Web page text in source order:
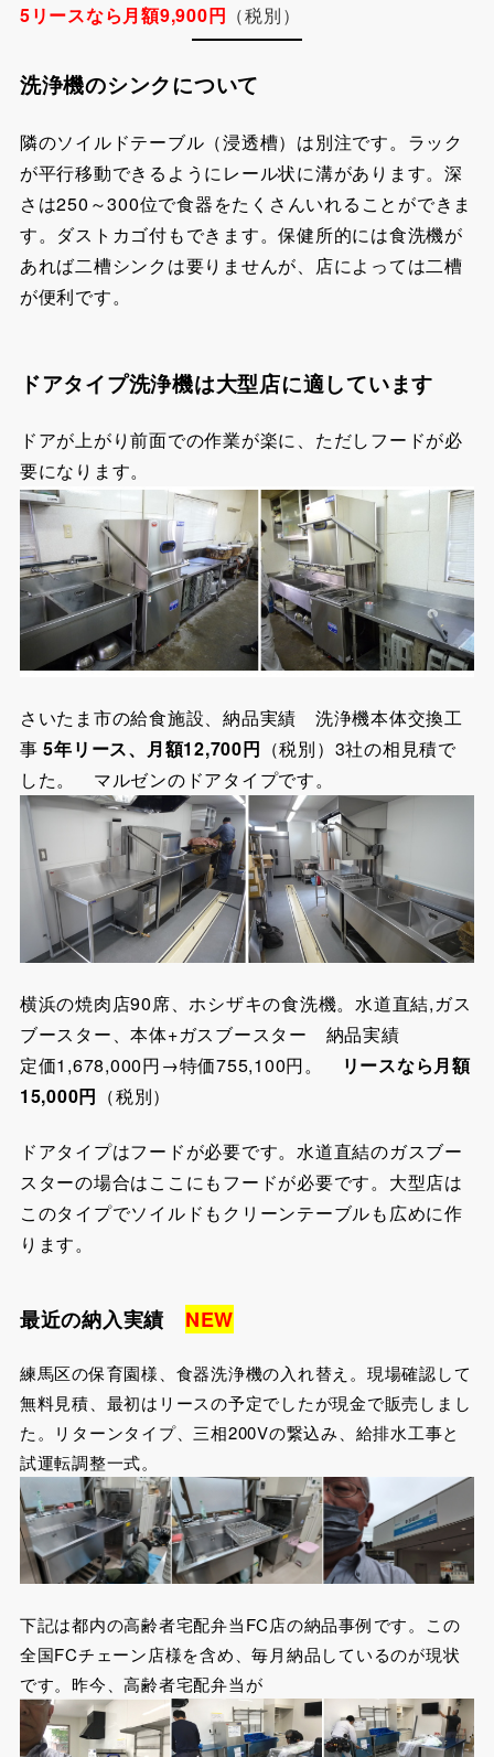
5リースなら月額9,900円 （税別）
洗浄機のシンクについて
隣のソイルドテーブル（浸透槽）は別注です。ラック
が平行移動できるようにレール状に溝があります。深
さは250～300位で食器をたくさんいれることができま
す。ダストカゴ付もできます。保健所的には食洗機が
あれば二槽シンクは要りませんが、店によっては二槽
が便利です。
ドアタイプ洗浄機は大型店に適しています
ドアが上がり前面での作業が楽に、ただしフードが必
要になります。
さいたま市の給食施設、納品実績 洗浄機本体交換工
事5年リース、月額12,700円 （税別）3社の相見積で
した。 マルゼンのドアタイプです。
横浜の焼肉店90席、ホシザキの食洗機。水道直結,ガス
ブースター、本体+ガスブースター 納品実績
定価1,678,000円→特価755,100円。
リースなら月額
15,000円 （税別）
ドアタイプはフードが必要です。水道直結のガスブー
スターの場合はここにもフードが必要です。大型店は
このタイプでソイルドもクリーンテーブルも広めに作
ります。
最近の納入実績 NEW
練馬区の保育園様、食器洗浄機の入れ替え。現場確認して
無料見積、最初はリースの予定でしたが現金で販売しまし
た。リターンタイプ、三相200Vの繋込み、給排水工事と
試運転調整一式。
下記は都内の高齢者宅配弁当FC店の納品事例です。この
全国FCチェーン店様を含め、毎月納品しているのが現状
です。昨今、高齢者宅配弁当が